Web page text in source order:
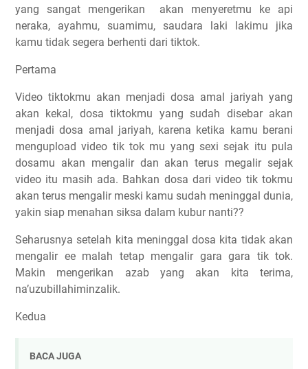
yang sangat mengerikan
akan menyeretmu ke api
neraka, ayahmu, suamimu, saudara laki lakimu jika
kamu tidak segera berhenti dari tiktok.
Pertama
Video tiktokmu akan menjadi dosa amal jariyah yang
akan kekal, dosa tiktokmu yang sudah disebar akan
menjadi dosa amal jariyah, karena ketika kamu berani
mengupload video tik tok mu yang sexi sejak itu pula
dosamu akan mengalir dan akan terus megalir sejak
video itu masih ada. Bahkan dosa dari video tik tokmu
akan terus mengalir meski kamu sudah meninggal dunia,
yakin siap menahan siksa dalam kubur nanti??
Seharusnya setelah kita meninggal dosa kita tidak akan
mengalir ee malah tetap mengalir gara gara tik tok.
Makin mengerikan azab yang akan kita terima,
na’uzubillahiminzalik.
Kedua
BACA JUGA